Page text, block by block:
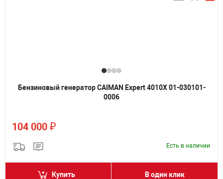
Бензиновый генератор CAIMAN Expert 4010X 01-030101-
0006
104 000 ₽
Есть в наличии
Купить В один клик